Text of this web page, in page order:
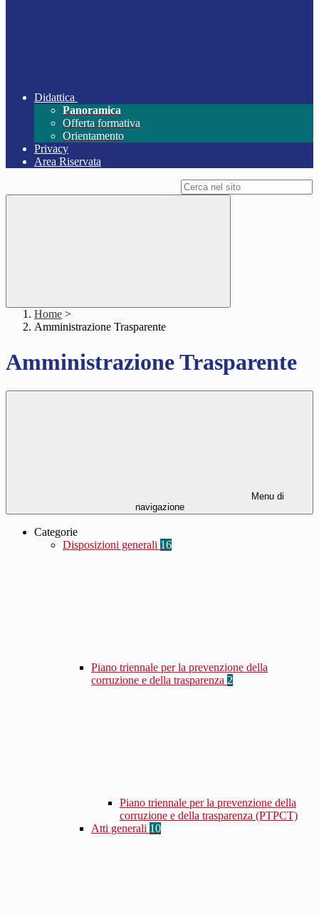
Didattica
Panoramica
Offerta formativa
Orientamento
Privacy
Area Riservata
Home >
Amministrazione Trasparente
Amministrazione Trasparente
Menu di
navigazione
Categorie
Disposizioni generali 16
Piano triennale per la prevenzione della
corruzione e della trasparenza 2
Piano triennale per la prevenzione della
corruzione e della trasparenza (PTPCT)
Atti generali 10